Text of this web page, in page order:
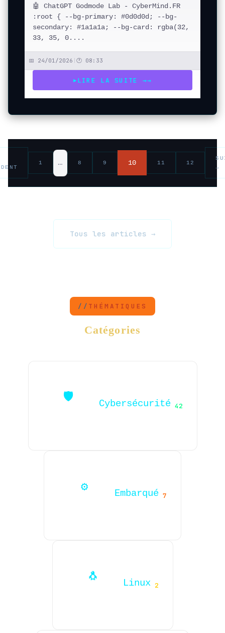
🤖 ChatGPT Godmode Lab - CyberMind.FR
:root { --bg-primary: #0d0d0d; --bg-
secondary: #1a1a1a; --bg-card: rgba(32,
33, 35, 0....
📅 24/01/2026 🕐 08:33
▶ LIRE LA SUITE →→
1 … 8 9 10 11 12
→
Tous les articles →
THÉMATIQUES
Catégories
🛡️ Cybersécurité 42
⚙️ Embarqué 7
🐧 Linux 2